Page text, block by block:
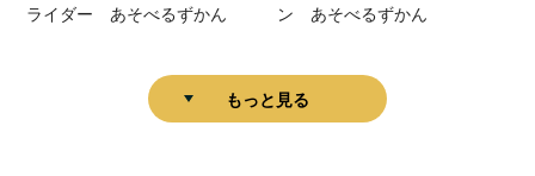
ライダー あそべるずかん
ン あそべるずかん
もっと見る